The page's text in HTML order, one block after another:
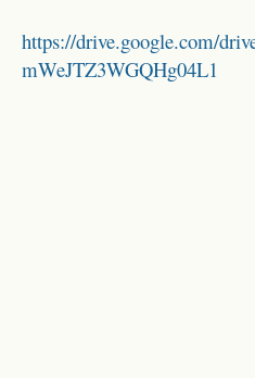
https://drive.google.com/
mWeJTZ3WGQHg04L1